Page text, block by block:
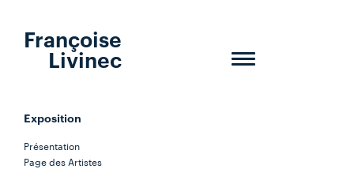
Toggle
Françoise
Livinec
Exposition
Présentation
Page des Artistes